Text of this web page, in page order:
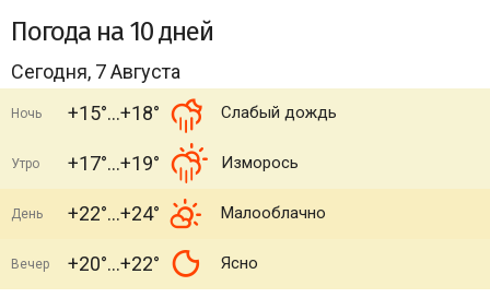
Погода на 10 дней
Сегодня, 7 Августа
Ночь +15° +18° Слабый дождь
Утро +17° +19° Изморось
День +22° +24° Малооблачно
Вечер +20° +22° Ясно